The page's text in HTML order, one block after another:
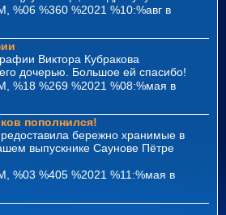
%06 %360 %2021 %10:%авг в
Виктора Кубракова
дочерью. Большое ей спасибо!
%18 %269 %2021 %08:%мая в
пополнился!
бережно хранимые в
выпускнике Саунове Пётре
%03 %405 %2021 %11:%мая в